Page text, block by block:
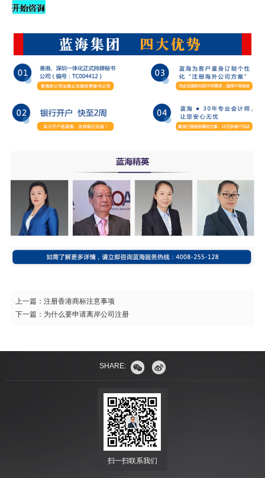
上一篇： 注册香港商标注意事项
下一篇： 为什么要申请离岸公司注册
SHARE:
扫一扫联系我们